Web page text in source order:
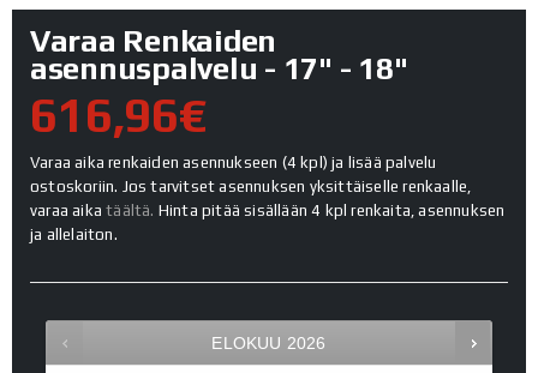
Varaa Renkaiden
asennuspalvelu - 17" - 18"
616,96€
Varaa aika renkaiden asennukseen (4 kpl) ja lisää palvelu
ostoskoriin. Jos tarvitset asennuksen yksittäiselle renkaalle,
varaa aikatäältä. Hinta pitää sisällään 4 kpl renkaita, asennuksen
ja allelaiton.
ELOKUU 2026